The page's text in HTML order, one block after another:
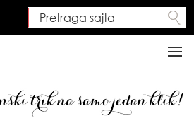
Search form
Pretraga sajta